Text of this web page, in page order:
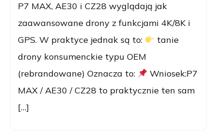
P7 MAX, AE30 i CZ28 wyglądają jak
zaawansowane drony z funkcjami 4K/8K i
GPS. W praktyce jednak są to:
tanie
drony konsumenckie typu OEM
(rebrandowane) Oznacza to:
Wniosek:P7
MAX / AE30 / CZ28 to praktycznie ten sam
[…]